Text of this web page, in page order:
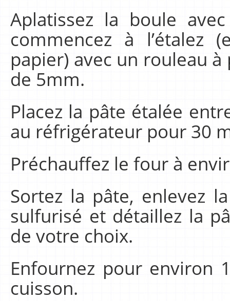
Aplatissez la boule
commencez à l’étalez
papier) avec un rouleau
de 5mm.
Placez la pâte étalée
au réfrigérateur pour 30
Préchauffez le four à
Sortez la pâte, enlevez
sulfurisé et détaillez la
de votre choix.
Enfournez pour environ
cuisson.